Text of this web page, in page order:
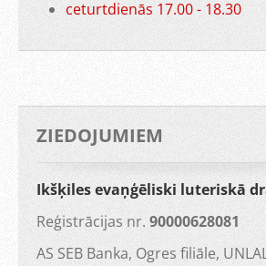
ceturtdienās 17.00 - 18.30
ZIEDOJUMIEM
Ikšķiles evaņģēliski luteriskā
Reģistrācijas nr. 90000628081
AS SEB Banka, Ogres filiāle,